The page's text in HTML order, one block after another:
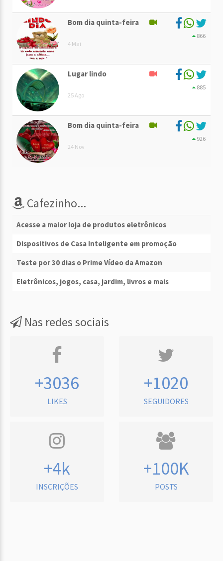
Bom dia quinta-feira
4 Mai
866
Lugar lindo
25 Ago
885
Bom dia quinta-feira
24 Nov
926
Cafezinho...
Acesse a maior loja de produtos eletrônicos
Dispositivos de Casa Inteligente em promoção
Teste por 30 dias o Prime Vídeo da Amazon
Eletrônicos, jogos, casa, jardim, livros e mais
Nas redes sociais
+3036
LIKES
+1020
SEGUIDORES
+4k
INSCRIÇÕES
+100K
POSTS